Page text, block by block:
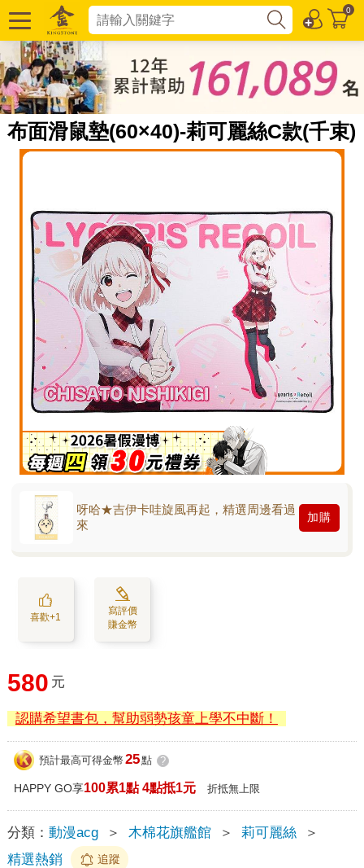
0
布面滑鼠墊(60×40)-莉可麗絲C款(千束)
呀哈★吉伊卡哇旋風再起，精選周邊看過
來
加購
喜歡+1
寫評價
賺金幣
580 元
認購希望書包，幫助弱勢孩童上學不中斷！
預計最高可得金幣 25點 ?
HAPPY GO享100累1點 4點抵1元 折抵無上限
分類： 動漫acg ＞ 木棉花旗艦館 ＞ 莉可麗絲
＞
精選熱銷
追蹤